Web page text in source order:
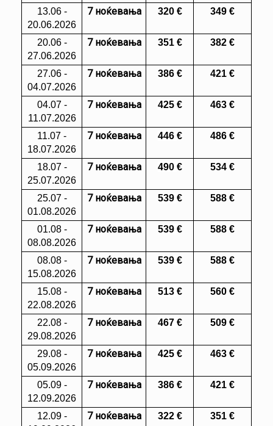
13.06 -
20.06.2026
7 ноќевања 320 € 349 €
20.06 -
27.06.2026
7 ноќевања 351 € 382 €
27.06 -
04.07.2026
7 ноќевања 386 € 421 €
04.07 -
11.07.2026
7 ноќевања 425 € 463 €
11.07 -
18.07.2026
7 ноќевања 446 € 486 €
18.07 -
25.07.2026
7 ноќевања 490 € 534 €
25.07 -
01.08.2026
7 ноќевања 539 € 588 €
01.08 -
08.08.2026
7 ноќевања 539 € 588 €
08.08 -
15.08.2026
7 ноќевања 539 € 588 €
15.08 -
22.08.2026
7 ноќевања 513 € 560 €
22.08 -
29.08.2026
7 ноќевања 467 € 509 €
29.08 -
05.09.2026
7 ноќевања 425 € 463 €
05.09 -
12.09.2026
7 ноќевања 386 € 421 €
12.09 -
7 ноќевања 322 € 351 €